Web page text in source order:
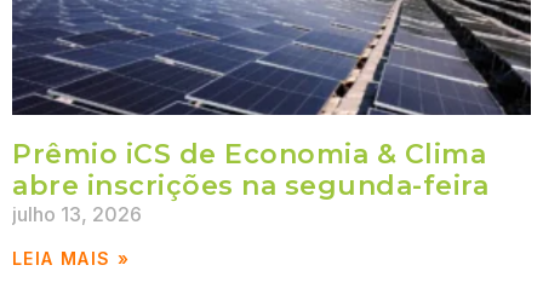
Prêmio iCS de Economia & Clima
abre inscrições na segunda-feira
julho 13, 2026
LEIA MAIS »